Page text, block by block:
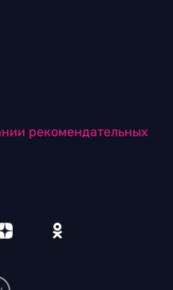
рекомендательных